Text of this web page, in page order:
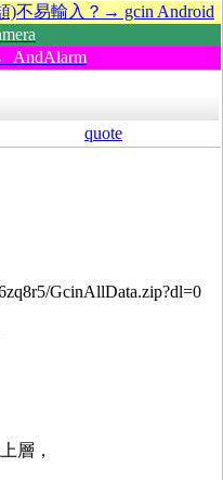
)不易輸入？→ gcin Android
AndAlarm
quote
GcinAllData.zip?dl=0
層，